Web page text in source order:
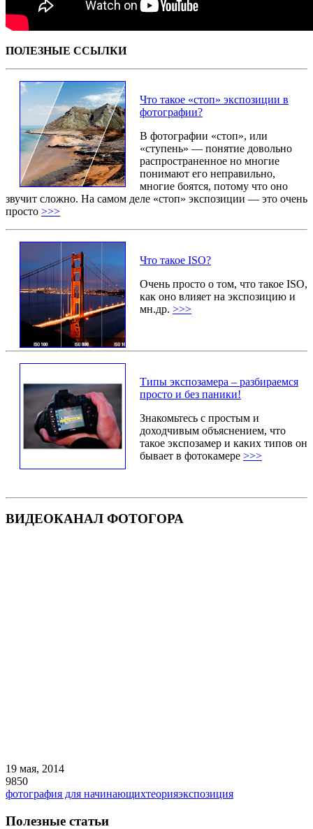
ПОЛЕЗНЫЕ ССЫЛКИ
Что такое «стоп» экспозиции в
фотографии?
В фотографии «стоп», или
«ступень» — понятие довольно
распространенное но многие
понимают его неправильно,
многие боятся, потому что оно
звучит сложно. На самом деле «стоп» экспозиции — это очень
просто >>>
Что такое ISO?
Очень просто о том, что такое ISO,
как оно влияет на экспозицию и
мн.др. >>>
Типы экспозамера – разбираемся
просто и без паники!
Знакомьтесь с простым и
доходчивым объяснением, что
такое экспозамер и каких типов он
бывает в фотокамере >>>
ВИДЕОКАНАЛ ФОТОГОРА
19 мая, 2014
9850
фотография для начинающихтеорияэкспозиция
Полезные статьи